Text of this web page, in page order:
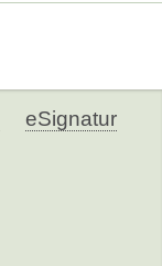
eSignatur